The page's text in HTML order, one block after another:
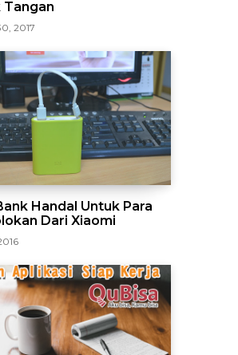
Tangan
2017
Handal Untuk Para
Dari Xiaomi